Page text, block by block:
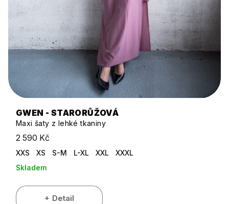
GWEN - STARORŮŽOVÁ
Maxi šaty z lehké tkaniny
2 590 Kč
XXS XS S-M L-XL XXL
XXXL
Skladem
Detail